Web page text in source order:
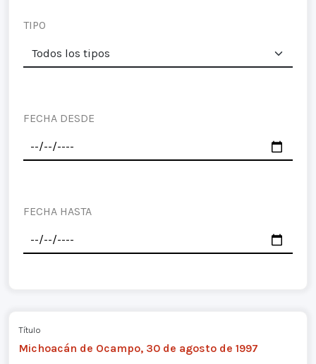
TIPO
FECHA DESDE
FECHA HASTA
Título
Michoacán de Ocampo, 30 de agosto de 1997